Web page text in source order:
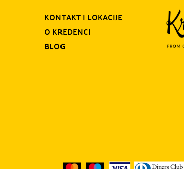
KONTAKT I LOKACIJE
O KREDENCI
BLOG